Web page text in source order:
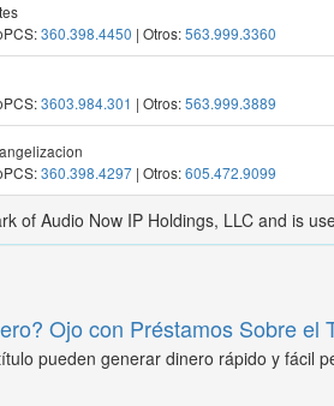
360.398.4450 | Otros:563.999.3360
3603.984.301 | Otros:563.999.3889
360.398.4297 | Otros:605.472.9099
of Audio Now IP Holdings, LLC and is
Ojo con Préstamos Sobre el
pueden generar dinero rápido y fácil